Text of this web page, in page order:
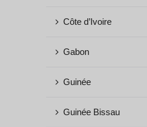
Côte d’Ivoire
Gabon
Guinée
Guinée Bissau